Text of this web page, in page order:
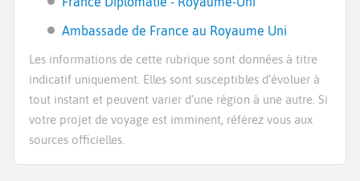
Ambassade de France au Royaume Uni
Les informations de cette rubrique sont données à titre
indicatif uniquement. Elles sont susceptibles d’évoluer à
tout instant et peuvent varier d’une région à une autre. Si
votre projet de voyage est imminent, référez vous aux
sources officielles.